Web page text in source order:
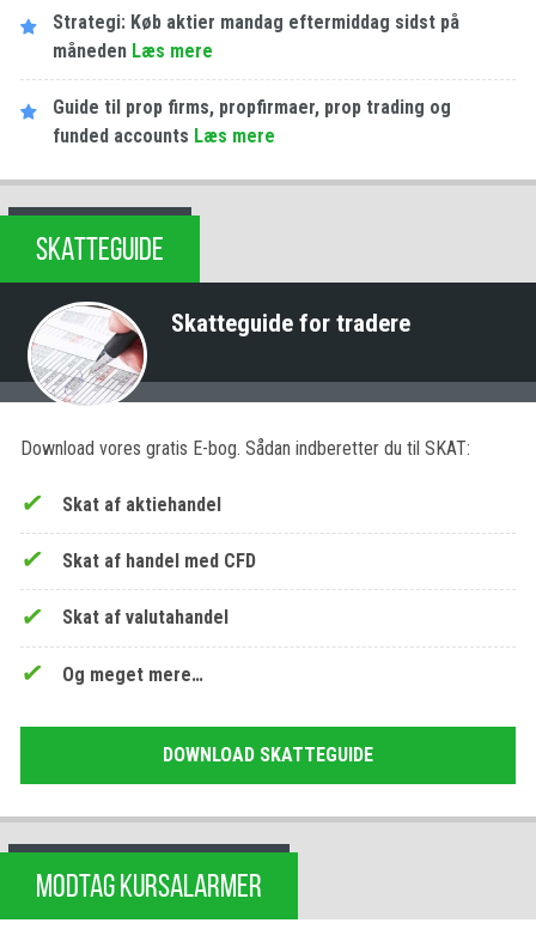
Strategi: Køb aktier mandag eftermiddag sidst på
måneden Læs mere
Guide til prop firms, propfirmaer, prop trading og
funded accounts Læs mere
SKATTEGUIDE
Skatteguide for tradere
Download vores gratis E-bog. Sådan indberetter du til SKAT:
Skat af aktiehandel
Skat af handel med CFD
Skat af valutahandel
Og meget mere…
DOWNLOAD SKATTEGUIDE
MODTAG KURSALARMER